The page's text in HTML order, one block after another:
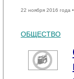
22 ноября 2016 года •
ОБЩЕСТВО